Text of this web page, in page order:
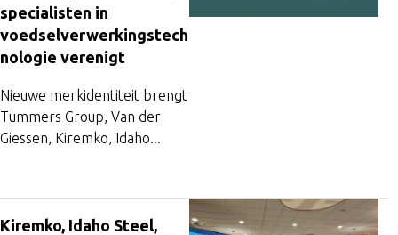
specialisten in
voedselverwerkingstech
nologie verenigt
Nieuwe merkidentiteit brengt
Tummers Group, Van der
Giessen, Kiremko, Idaho...
Kiremko, Idaho Steel,